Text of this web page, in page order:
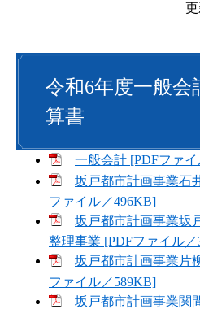
令和6年度一般会
算書
一般会計 [PDFファ
坂戸都市計画事業石
ファイル／496KB]
坂戸都市計画事業坂
整理事業 [PDFファイル
坂戸都市計画事業片
ファイル／589KB]
坂戸都市計画事業関